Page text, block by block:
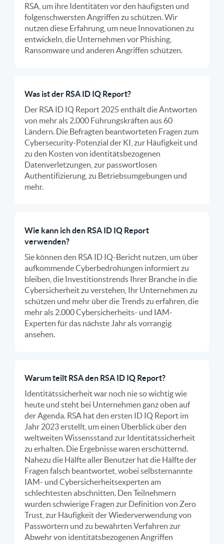
RSA, um ihre Identitäten vor den häufigsten und
folgenschwersten Angriffen zu schützen. Wir
nutzen diese Erfahrung, um neue Innovationen zu
entwickeln, die Unternehmen vor Phishing,
Ransomware und anderen Angriffen schützen.
Was ist der RSA ID IQ Report?
Der RSA ID IQ Report 2025 enthält die Antworten
von mehr als 2.000 Führungskräften aus 60
Ländern. Die Befragten beantworteten Fragen zum
Cybersecurity-Potenzial der KI, zur Häufigkeit und
zu den Kosten von identitätsbezogenen
Datenverletzungen, zur passwortlosen
Authentifizierung, zu Betriebsumgebungen und
mehr.
Wie kann ich den RSA ID IQ Report
verwenden?
Sie können den RSA ID IQ-Bericht nutzen, um über
aufkommende Cyberbedrohungen informiert zu
bleiben, die Investitionstrends Ihrer Branche in die
Cybersicherheit zu verstehen, Ihr Unternehmen zu
schützen und mehr über die Trends zu erfahren, die
mehr als 2.000 Cybersicherheits- und IAM-
Experten für das nächste Jahr als vorrangig
ansehen.
Warum teilt RSA den RSA ID IQ Report?
Identitätssicherheit war noch nie so wichtig wie
heute und steht bei Unternehmen ganz oben auf
der Agenda. RSA hat den ersten ID IQ Report im
Jahr 2023 erstellt, um einen Überblick über den
weltweiten Wissensstand zur Identitätssicherheit
zu erhalten. Die Ergebnisse waren erschütternd.
Nahezu die Hälfte aller Benutzer hat die Hälfte der
Fragen falsch beantwortet, wobei selbsternannte
IAM- und Cybersicherheitsexperten am
schlechtesten abschnitten. Den Teilnehmern
wurden schwierige Fragen zur Definition von Zero
Trust, zur Häufigkeit der Wiederverwendung von
Passwörtern und zu bewährten Verfahren zur
Abwehr von identitätsbezogenen Angriffen